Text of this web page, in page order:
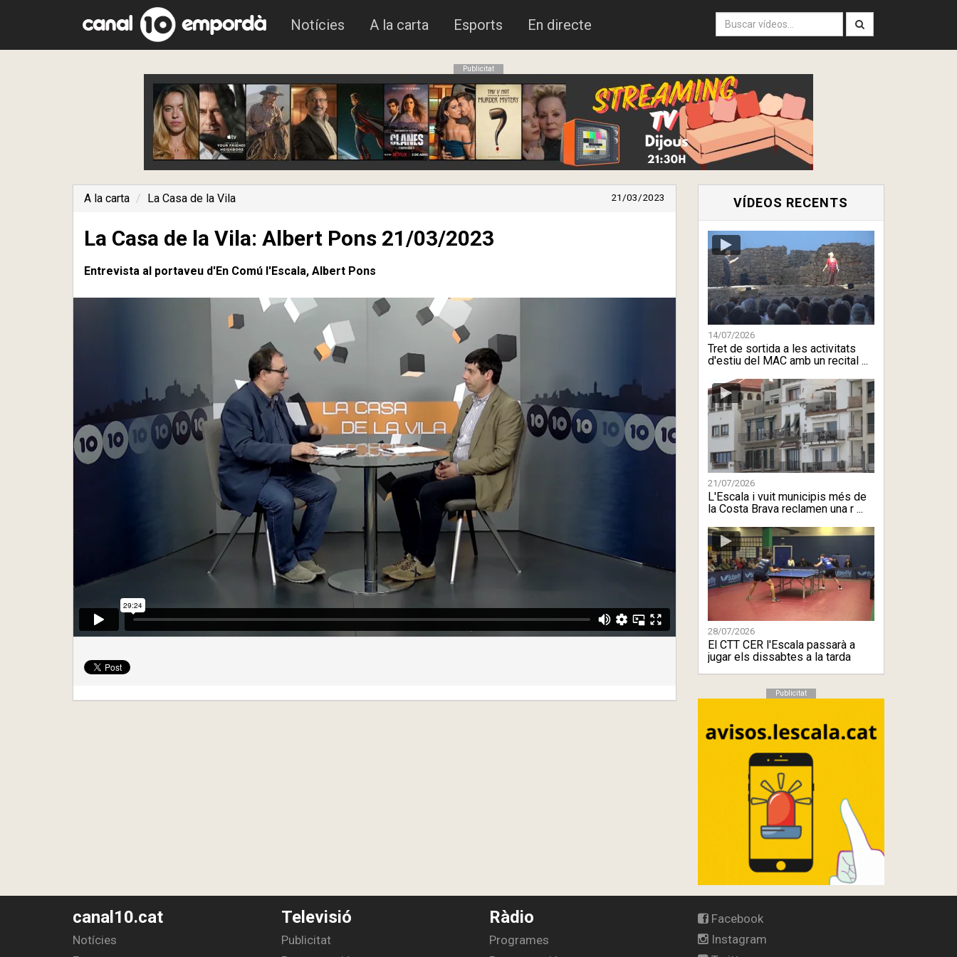
Notícies A la carta Esports En directe
Publicitat
A la carta La Casa de la Vila 21/03/2023
La Casa de la Vila: Albert Pons 21/03/2023
Entrevista al portaveu d'En Comú l'Escala, Albert Pons
VÍDEOS RECENTS
14/07/2026
Tret de sortida a les activitats
d'estiu del MAC amb un recital ...
21/07/2026
L'Escala i vuit municipis més de
la Costa Brava reclamen una r ...
28/07/2026
El CTT CER l'Escala passarà a
jugar els dissabtes a la tarda
Publicitat
canal10.cat
Notícies
Televisió
Publicitat
Ràdio
Programes
Facebook
Instagram